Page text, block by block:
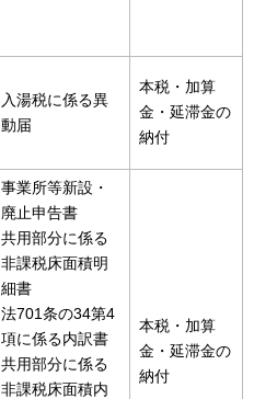
入湯税に係る異
動届
本税・加算
金・延滞金の
納付
事業所等新設・
廃止申告書
共用部分に係る
非課税床面積明
細書
法701条の34第4
項に係る内訳書
共用部分に係る
非課税床面積内
本税・加算
金・延滞金の
納付